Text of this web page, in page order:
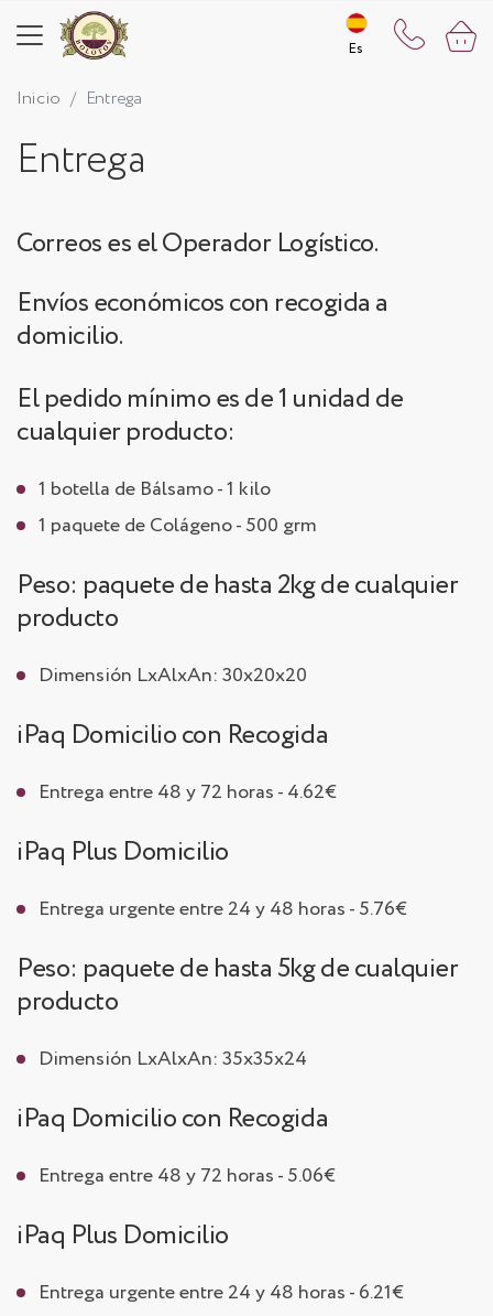
Es
Es
Inicio Entrega
Entrega
Correos es el Operador Logístico.
Envíos económicos con recogida a
domicilio.
El pedido mínimo es de 1 unidad de
cualquier producto:
1 botella de Bálsamo - 1 kilo
1 paquete de Colágeno - 500 grm
Peso: paquete de hasta 2kg de cualquier
producto
Dimensión LxAlxAn: 30x20x20
iPaq Domicilio con Recogida
Entrega entre 48 y 72 horas - 4.62€
iPaq Plus Domicilio
Entrega urgente entre 24 y 48 horas - 5.76€
Peso: paquete de hasta 5kg de cualquier
producto
Dimensión LxAlxAn: 35x35x24
iPaq Domicilio con Recogida
Entrega entre 48 y 72 horas - 5.06€
iPaq Plus Domicilio
Entrega urgente entre 24 y 48 horas - 6.21€